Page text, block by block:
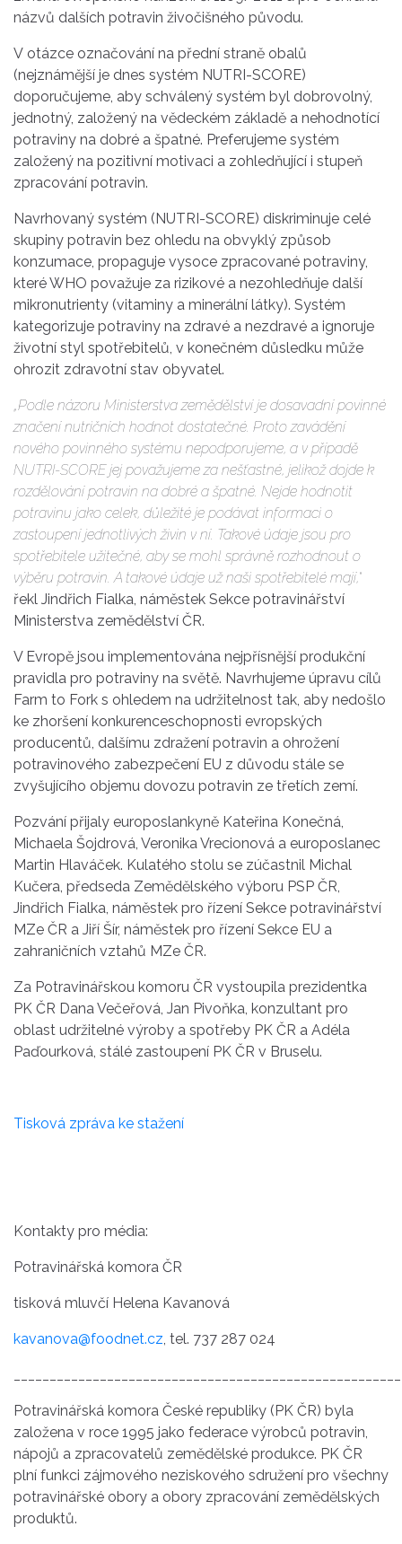
názvů dalších potravin živočišného původu.
V otázce označování na přední straně obalů
(nejznámější je dnes systém NUTRI-SCORE)
doporučujeme, aby schválený systém byl dobrovolný,
jednotný, založený na vědeckém základě a nehodnotící
potraviny na dobré a špatné. Preferujeme systém
založený na pozitivní motivaci a zohledňující i stupeň
zpracování potravin.
Navrhovaný systém (NUTRI-SCORE) diskriminuje celé
skupiny potravin bez ohledu na obvyklý způsob
konzumace, propaguje vysoce zpracované potraviny,
které WHO považuje za rizikové a nezohledňuje další
mikronutrienty (vitaminy a minerální látky). Systém
kategorizuje potraviny na zdravé a nezdravé a ignoruje
životní styl spotřebitelů, v konečném důsledku může
ohrozit zdravotní stav obyvatel.
„Podle názoru Ministerstva zemědělství je dosavadní povinné
značení nutričních hodnot dostatečné. Proto zavádění
nového povinného systému nepodporujeme, a v případě
NUTRI-SCORE jej považujeme za nešťastné, jelikož dojde k
rozdělování potravin na dobré a špatné. Nejde hodnotit
potravinu jako celek, důležité je podávat informaci o
zastoupení jednotlivých živin v ní. Takové údaje jsou pro
spotřebitele užitečné, aby se mohl správně rozhodnout o
výběru potravin. A takové údaje už naši spotřebitelé mají,“
řekl Jindřich Fialka, náměstek Sekce potravinářství
Ministerstva zemědělství ČR.
V Evropě jsou implementována nejpřísnější produkční
pravidla pro potraviny na světě. Navrhujeme úpravu cílů
Farm to Fork s ohledem na udržitelnost tak, aby nedošlo
ke zhoršení konkurenceschopnosti evropských
producentů, dalšímu zdražení potravin a ohrožení
potravinového zabezpečení EU z důvodu stále se
zvyšujícího objemu dovozu potravin ze třetích zemí.
Pozvání přijaly europoslankyně Kateřina Konečná,
Michaela Šojdrová, Veronika Vrecionová a europoslanec
Martin Hlaváček. Kulatého stolu se zúčastnil Michal
Kučera, předseda Zemědělského výboru PSP ČR,
Jindřich Fialka, náměstek pro řízení Sekce potravinářství
MZe ČR a Jiří Šír, náměstek pro řízení Sekce EU a
zahraničních vztahů MZe ČR.
Za Potravinářskou komoru ČR vystoupila prezidentka
PK ČR Dana Večeřová, Jan Pivoňka, konzultant pro
oblast udržitelné výroby a spotřeby PK ČR a Adéla
Paďourková, stálé zastoupení PK ČR v Bruselu.
Tisková zpráva ke stažení
Kontakty pro média:
Potravinářská komora ČR
tisková mluvčí Helena Kavanová
kavanova@foodnet.cz, tel. 737 287 024
Potravinářská komora České republiky (PK ČR) byla
založena v roce 1995 jako federace výrobců potravin,
nápojů a zpracovatelů zemědělské produkce. PK ČR
plní funkci zájmového neziskového sdružení pro všechny
potravinářské obory a obory zpracování zemědělských
produktů.